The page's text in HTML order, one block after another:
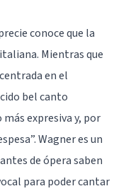
conoce que la
Mientras que
en el
bel canto
expresiva y, por
Wagner es un
de ópera saben
para poder cantar